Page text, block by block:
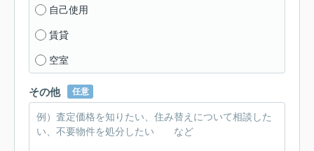
自己使用
賃貸
空室
その他 任意